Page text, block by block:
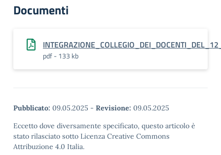
Documenti
pdf - 133 kb
Pubblicato: 09.05.2025 - Revisione: 09.05.2025
Eccetto dove diversamente specificato, questo articolo è
stato rilasciato sotto Licenza Creative Commons
Attribuzione 4.0 Italia.